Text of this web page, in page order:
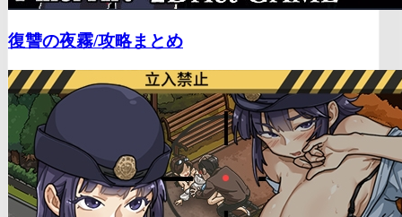
復讐の夜霧/攻略まとめ